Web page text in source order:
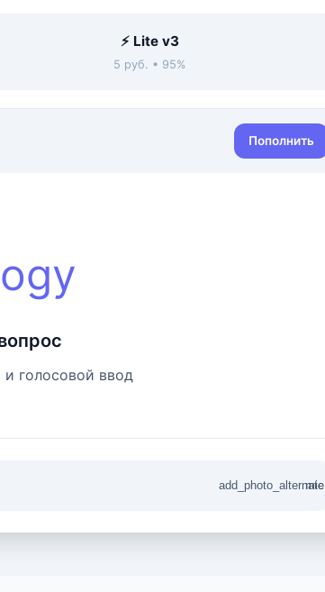
⚡ Lite v3
5 руб. • 95%
Пополнить
голосовой ввод
add_photo_alternate
mic